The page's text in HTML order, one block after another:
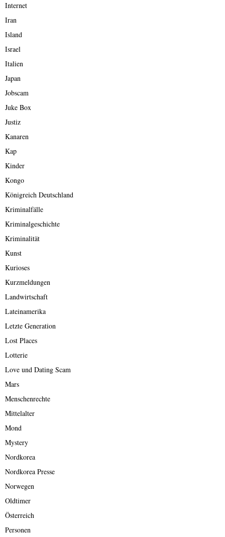
Internet
Iran
Island
Israel
Italien
Japan
Jobscam
Juke Box
Justiz
Kanaren
Kap
Kinder
Kongo
Königreich Deutschland
Kriminalfälle
Kriminalgeschichte
Kriminalität
Kunst
Kurioses
Kurzmeldungen
Landwirtschaft
Lateinamerika
Letzte Generation
Lost Places
Lotterie
Love und Dating Scam
Mars
Menschenrechte
Mittelalter
Mond
Mystery
Nordkorea
Nordkorea Presse
Norwegen
Oldtimer
Österreich
Personen